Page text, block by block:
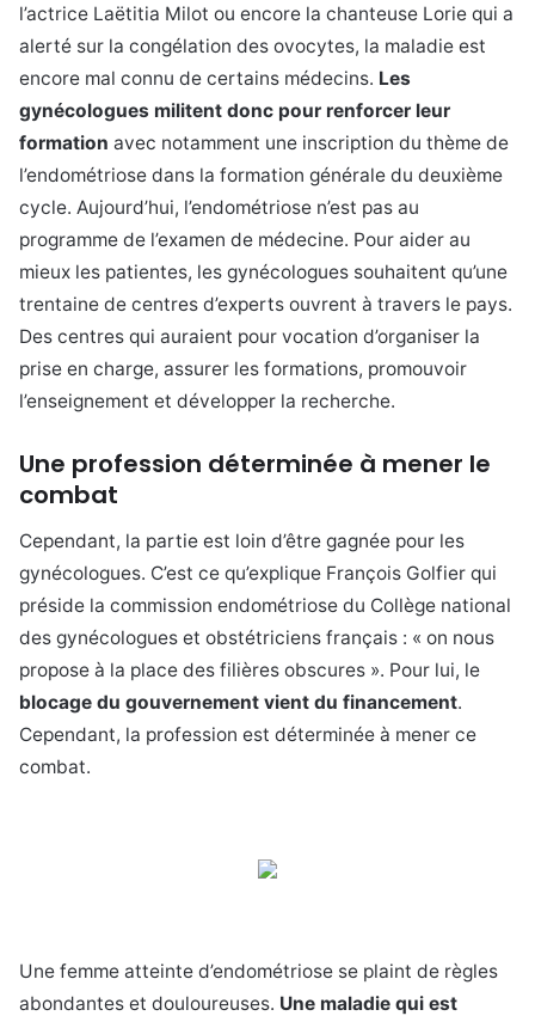
l’actrice Laëtitia Milot ou encore la chanteuse Lorie qui a
alerté sur la congélation des ovocytes, la maladie est
encore mal connu de certains médecins. Les
gynécologues militent donc pour renforcer leur
formation avec notamment une inscription du thème de
l’endométriose dans la formation générale du deuxième
cycle. Aujourd’hui, l’endométriose n’est pas au
programme de l’examen de médecine. Pour aider au
mieux les patientes, les gynécologues souhaitent qu’une
trentaine de centres d’experts ouvrent à travers le pays.
Des centres qui auraient pour vocation d’organiser la
prise en charge, assurer les formations, promouvoir
l’enseignement et développer la recherche.
Une profession déterminée à mener le
combat
Cependant, la partie est loin d’être gagnée pour les
gynécologues. C’est ce qu’explique François Golfier qui
préside la commission endométriose du Collège national
des gynécologues et obstétriciens français : « on nous
propose à la place des filières obscures ». Pour lui, le
blocage du gouvernement vient du financement.
Cependant, la profession est déterminée à mener ce
combat.
Une femme atteinte d’endométriose se plaint de règles
abondantes et douloureuses. Une maladie qui est